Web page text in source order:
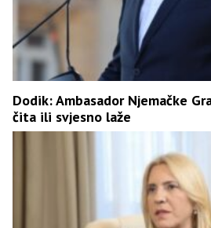
Dodik: Ambasador Njemačke
čita ili svjesno laže